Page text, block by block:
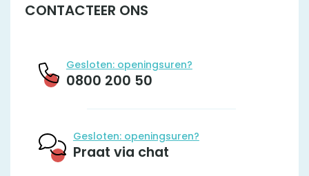
CONTACTEER ONS
Gesloten: openingsuren?
0800 200 50
Gesloten: openingsuren?
Praat via chat